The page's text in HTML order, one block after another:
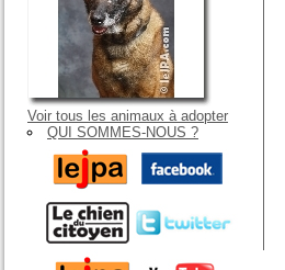
Voir tous les animaux à adopter
QUI SOMMES-NOUS ?